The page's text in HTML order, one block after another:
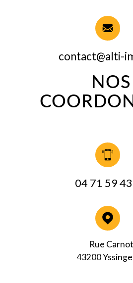
contact@alti-
NOS
04 71 59
Rue Carnot
43200